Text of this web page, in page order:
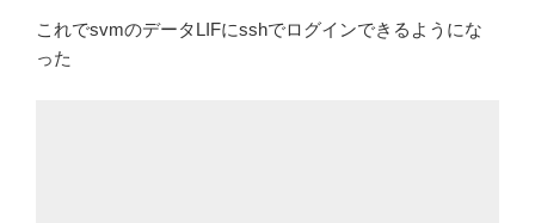
これでsvmのデータLIFにsshでログインできるようにな
った